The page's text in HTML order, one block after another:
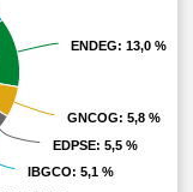
ENDEG: 13,0 %
ENDEG: 13,0 %
GNCOG: 5,8 %
GNCOG: 5,8 %
EDPSE: 5,5 %
EDPSE: 5,5 %
IBGCO: 5,1 %
IBGCO: 5,1 %